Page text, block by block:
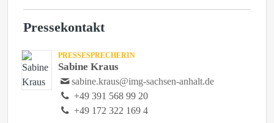
Pressekontakt
PRESSESPRECHERIN
Sabine Kraus
sabine.kraus@img-sachsen-anhalt.de
+49 391 568 99 20
+49 172 322 169 4